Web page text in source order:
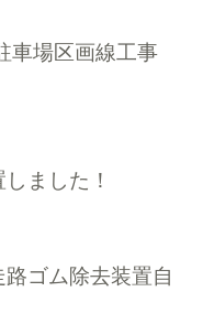
車場区画線工事
ました！
ゴム除去装置自